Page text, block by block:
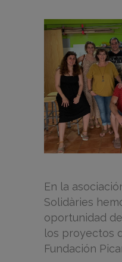
En la
Solidàries
oportunidad
los proyectos
Fundación